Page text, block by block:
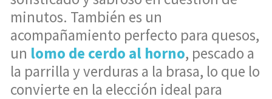
minutos. También es un
acompañamiento perfecto para quesos,
un lomo de cerdo al horno, pescado a
la parrilla y verduras a la brasa, lo que lo
convierte en la elección ideal para